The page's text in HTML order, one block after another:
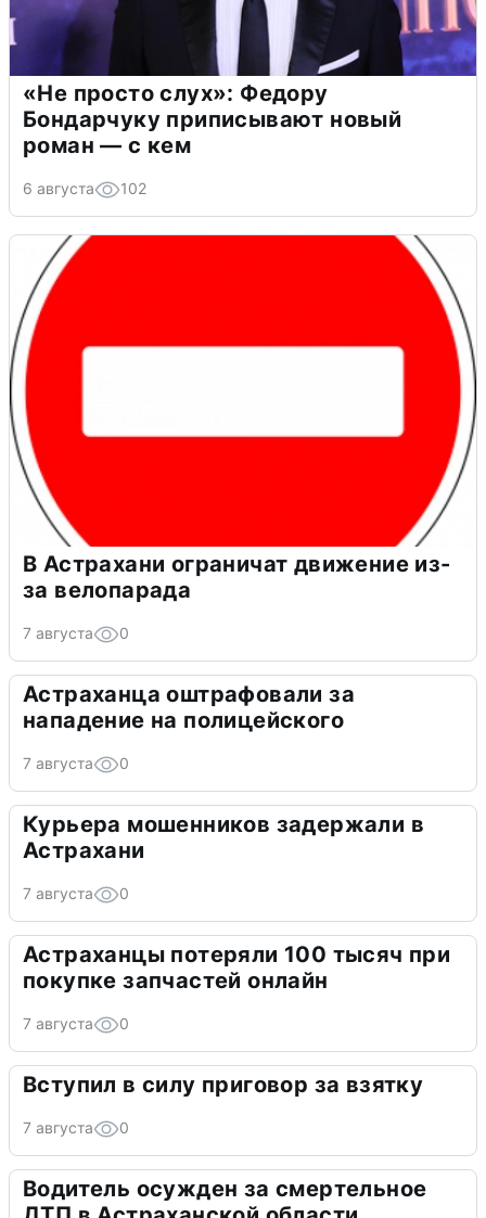
«Не просто слух»: Федору
Бондарчуку приписывают новый
роман — с кем
6 августа 102
В Астрахани ограничат движение из-
за велопарада
7 августа 0
Астраханца оштрафовали за
нападение на полицейского
7 августа 0
Курьера мошенников задержали в
Астрахани
7 августа 0
Астраханцы потеряли 100 тысяч при
покупке запчастей онлайн
7 августа 0
Вступил в силу приговор за взятку
7 августа 0
Водитель осужден за смертельное